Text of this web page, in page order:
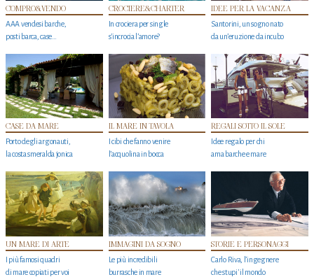
COMPRO&VENDO
AAA vendesi barche,
posti barca, case…
CROCIERE&CHARTER
In crociera per single
s'incrocia l’amore?
IDEE PER LA VACANZA
Santorini, un sogno nato
da un’eruzione da incubo
CASE DA MARE
Porto degli argonauti,
la costa smeralda jonica
IL MARE IN TAVOLA
I cibi che fanno venire
l’acquolina in bocca
REGALI SOTTO IL SOLE
Idee regalo per chi
ama barche e mare
UN MARE DI ARTE
I più famosi quadri
di mare copiati per voi
IMMAGINI DA SOGNO
Le più incredibili
burrasche in mare
STORIE E PERSONAGGI
Carlo Riva, l’ingegnere
che stupi' il mondo